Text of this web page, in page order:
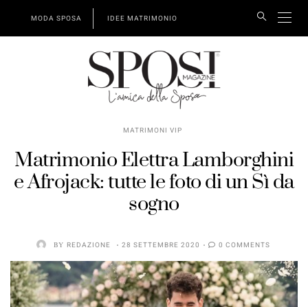
MODA SPOSA IDEE MATRIMONIO
MATRIMONI VIP
Matrimonio Elettra Lamborghini
e Afrojack: tutte le foto di un Sì da
sogno
BY REDAZIONE 28 SETTEMBRE 2020 0 COMMENTS